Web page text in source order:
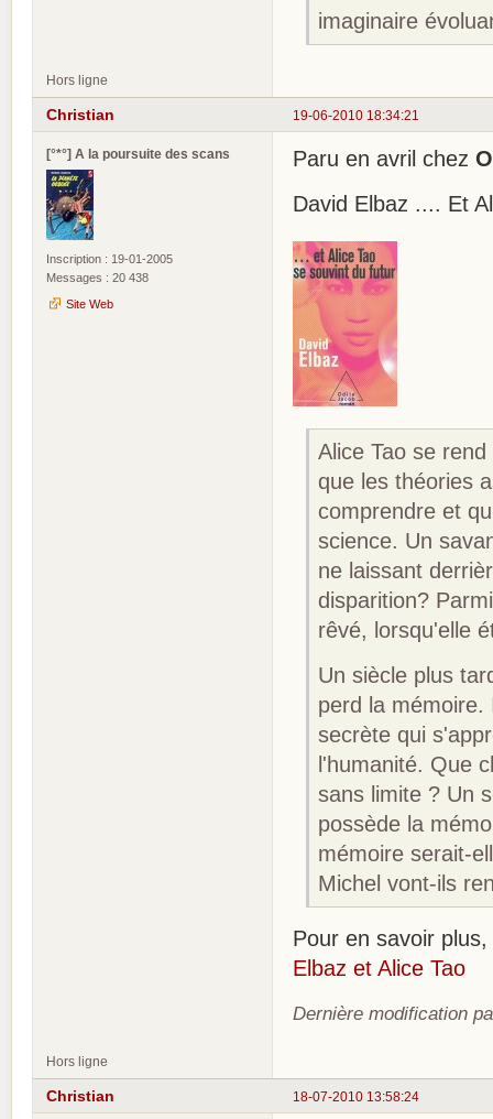
imaginaire
Hors ligne
19-06-2010 18:34:21
Christian
[°*°] A la poursuite des scans
Inscription : 19-01-2005
Messages : 20 438
Site Web
Paru en avril chez
David Elbaz .... Et
Alice Tao se
que les théories
comprendre et
science. Un
ne laissant
disparition?
rêvé, lorsqu'elle
Un siècle plus
perd la mémoire.
secrète qui
l'humanité. Que
sans limite ? Un
possède la
mémoire serait-
Michel vont-ils
Pour en savoir
Elbaz et Alice Tao
Dernière modification
Hors ligne
18-07-2010 13:58:24
Christian